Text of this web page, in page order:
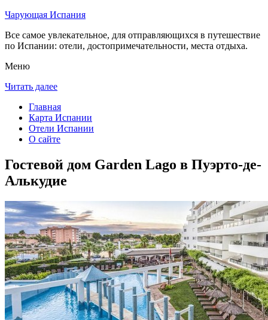
Чарующая Испания
Все самое увлекательное, для отправляющихся в путешествие
по Испании: отели, достопримечательности, места отдыха.
Меню
Читать далее
Главная
Карта Испании
Отели Испании
О сайте
Гостевой дом Garden Lago в Пуэрто-де-
Алькудие